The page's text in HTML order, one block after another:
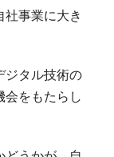
社事業に大き
ジタル技術の
会をもたらし